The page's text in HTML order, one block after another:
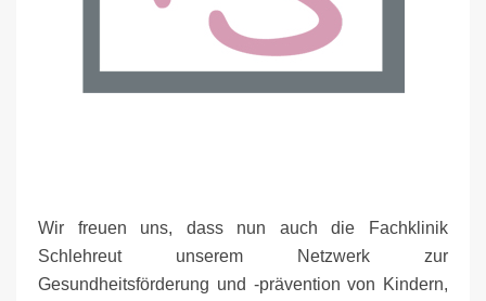
Wir freuen uns, dass nun auch die Fachklinik
Schlehreut unserem Netzwerk zur
Gesundheitsförderung und -prävention von Kindern,